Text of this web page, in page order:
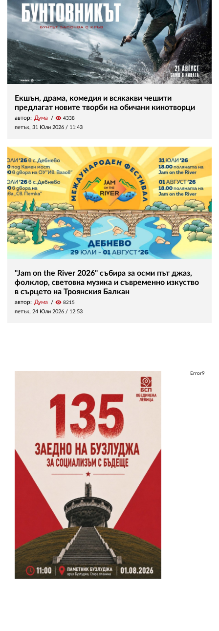
Екшън, драма, комедия и всякакви чешити
предлагат новите творби на обичани кинотворци
автор: Дума visibility 4338
петък, 31 Юли 2026 / 11:43
"Jam on the River 2026" събира за осми път джаз,
фолклор, световна музика и съвременно изкуство
в сърцето на Троянския Балкан
автор: Дума visibility 8215
петък, 24 Юли 2026 / 12:53
Error9